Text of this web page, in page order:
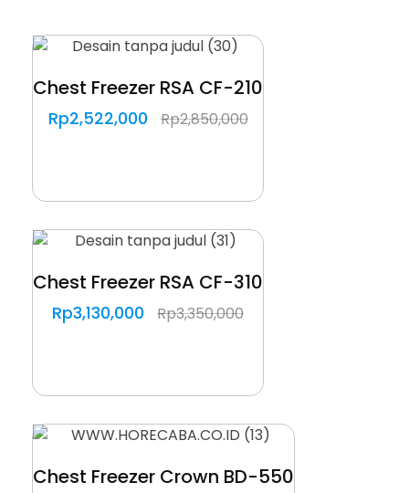
Chest Freezer RSA CF-210
Rp2,522,000 Rp2,850,000
Chest Freezer RSA CF-310
Rp3,130,000 Rp3,350,000
Chest Freezer Crown BD-550